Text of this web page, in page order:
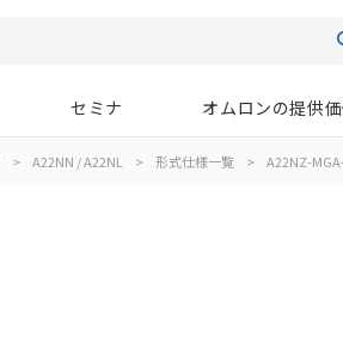
セミナ オムロンの提供
> A22NN / A22NL > 形式仕様一覧 > A22NZ-